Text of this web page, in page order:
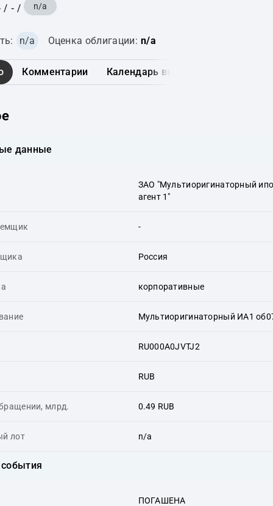
/ - / n/a
n/a Оценка облигации: n/a
Комментарии Календарь выплат
данные
ЗАО "Мультиоригинаторный
агент 1"
-
Россия
корпоративные
Мультиоригинаторный ИА1
RU000A0JVTJ2
RUB
млрд. 0.49 RUB
лот n/a
ПОГАШЕНА